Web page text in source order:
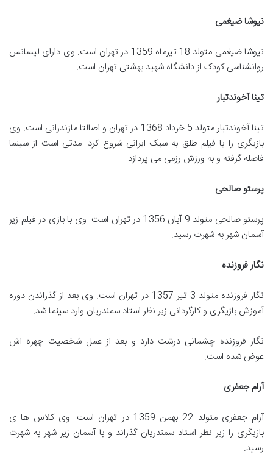
نیوشا ضیغمی
نیوشا ضیغمی متولد 18 تیرماه 1359 در تهران است. وی دارای لیسانس
روانشناسی کودک از دانشگاه شهید بهشتی تهران است.
تینا آخوندتبار
تینا آخوندتبار متولد 5 خرداد 1368 در تهران و اصالتا مازندرانی است. وی
بازیگری را با فیلم طلق به سبک ایرانی شروع کرد. مدتی است از سینما
فاصله گرفته و به ورزش رزمی می پردازد.
پرستو صالحی
پرستو صالحی متولد 9 آبان 1356 در تهران است. وی با بازی در فیلم زیر
آسمان شهر به شهرت رسید.
نگار فروزنده
نگار فروزنده متولد 3 تیر 1357 در تهران است. وی بعد از گذراندن دوره
آموزش بازیگری و کارگردانی زیر نظر استاد سمندریان وارد سینما شد.
نگار فروزنده چشمانی درشت دارد و بعد از عمل شخصیت چهره اش
عوض شده است.
آرام جعفری
آرام جعفری متولد 22 بهمن 1359 در تهران است. وی کلاس ها ی
بازیگری را زیر نظر استاد سمندریان گذراند و با آسمان زیر شهر به شهرت
رسید.